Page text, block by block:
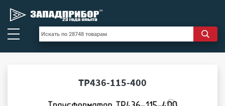
ТР436-115-400